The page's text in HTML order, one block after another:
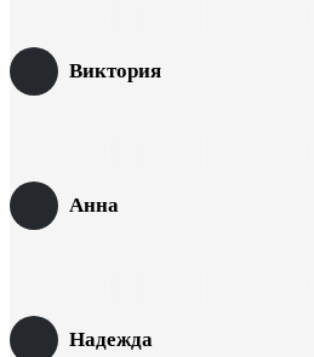
Виктория
Анна
Надежда